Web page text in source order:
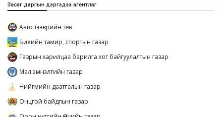
Засаг даргын дэргэдэх агентлаг
Авто тээврийн төв
Биеийн тамир, спортын газар
Газрын харилцаа барилга хот байгуулалтын газар
Мал эмнэлгийн газар
Нийгмийн даатгалын газар
Онцгой байдлын газар